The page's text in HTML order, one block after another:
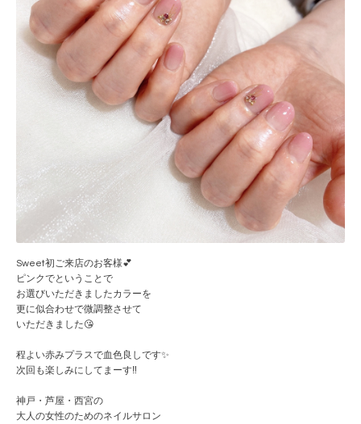
Sweet初ご来店のお客様💕
ピンクでということで
お選びいただきましたカラーを
更に似合わせで微調整させて
いただきました😘
程よい赤みプラスで血色良しです✨
次回も楽しみにしてまーす‼️
神戸・芦屋・西宮の
大人の女性のためのネイルサロン